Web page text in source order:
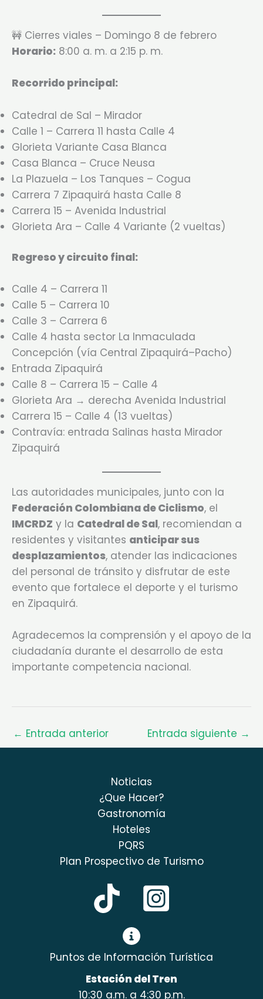
🚧 Cierres viales – Domingo 8 de febrero
Horario: 8:00 a. m. a 2:15 p. m.
Recorrido principal:
Catedral de Sal – Mirador
Calle 1 – Carrera 11 hasta Calle 4
Glorieta Variante Casa Blanca
Casa Blanca – Cruce Neusa
La Plazuela – Los Tanques – Cogua
Carrera 7 Zipaquirá hasta Calle 8
Carrera 15 – Avenida Industrial
Glorieta Ara – Calle 4 Variante (2 vueltas)
Regreso y circuito final:
Calle 4 – Carrera 11
Calle 5 – Carrera 10
Calle 3 – Carrera 6
Calle 4 hasta sector La Inmaculada
Concepción (vía Central Zipaquirá–Pacho)
Entrada Zipaquirá
Calle 8 – Carrera 15 – Calle 4
Glorieta Ara → derecha Avenida Industrial
Carrera 15 – Calle 4 (13 vueltas)
Contravía: entrada Salinas hasta Mirador
Zipaquirá
Las autoridades municipales, junto con la
Federación Colombiana de Ciclismo, el
IMCRDZ y la Catedral de Sal, recomiendan a
residentes y visitantes anticipar sus
desplazamientos, atender las indicaciones
del personal de tránsito y disfrutar de este
evento que fortalece el deporte y el turismo
en Zipaquirá.
Agradecemos la comprensión y el apoyo de la
ciudadanía durante el desarrollo de esta
importante competencia nacional.
← Entrada anterior Entrada siguiente →
Noticias
¿Que Hacer?
Gastronomía
Hoteles
PQRS
Plan Prospectivo de Turismo
Puntos de Información Turística
Estación del Tren
10:30 a.m. a 4:30 p.m.